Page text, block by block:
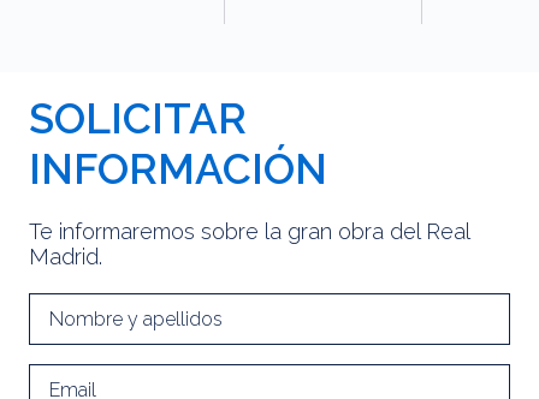
SOLICITAR
INFORMACIÓN
Te informaremos sobre la gran obra del Real
Madrid.